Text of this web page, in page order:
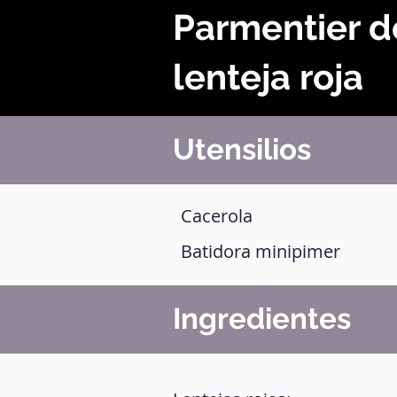
Parmentier
lenteja roja
Utensilios
Cacerola
Batidora minipimer
Ingredientes